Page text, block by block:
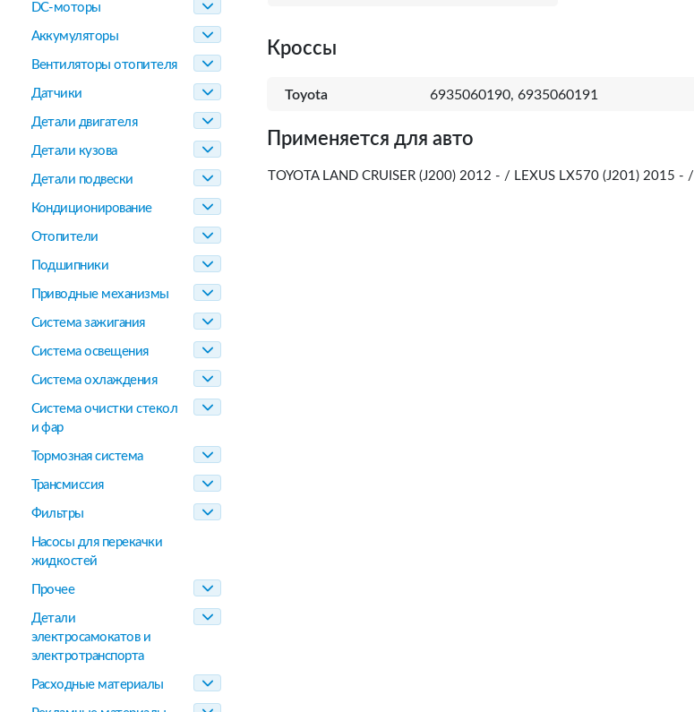
DC-моторы
Аккумуляторы
Вентиляторы отопителя
Датчики
Детали двигателя
Детали кузова
Детали подвески
Кондиционирование
Отопители
Подшипники
Приводные механизмы
Система зажигания
Система освещения
Система охлаждения
Система очистки стекол
и фар
Тормозная система
Трансмиссия
Фильтры
Насосы для перекачки
жидкостей
Прочее
Детали
электросамокатов и
электротранспорта
Расходные материалы
Кроссы
Toyota 6935060190, 6935060191
Применяется для авто
TOYOTA LAND CRUISER (J200) 2012 - / LEXUS LX570 (J201) 2015 - /